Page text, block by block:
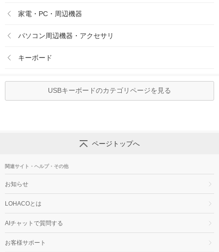
家電・PC・周辺機器
パソコン周辺機器・アクセサリ
キーボード
USBキーボードのカテゴリページを見る
ページトップへ
関連サイト・ヘルプ・その他
お知らせ
LOHACOとは
AIチャットで質問する
お客様サポート